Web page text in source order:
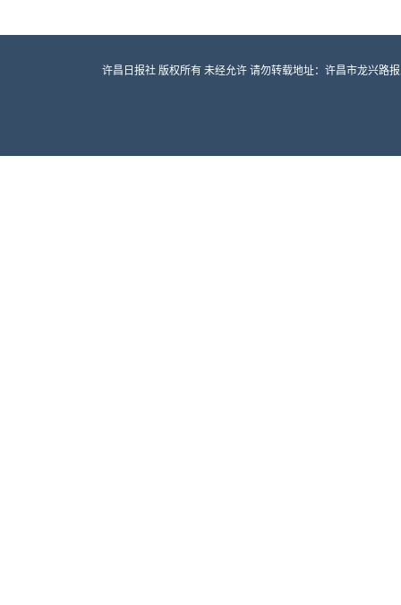
许昌日报社 版权所有 未经允许 请勿转载地址：许昌市龙兴路